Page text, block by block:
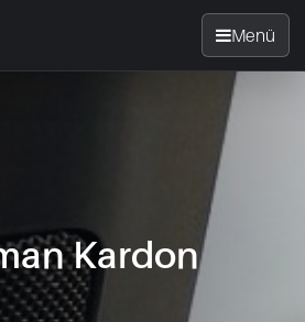
Menü
Kardon